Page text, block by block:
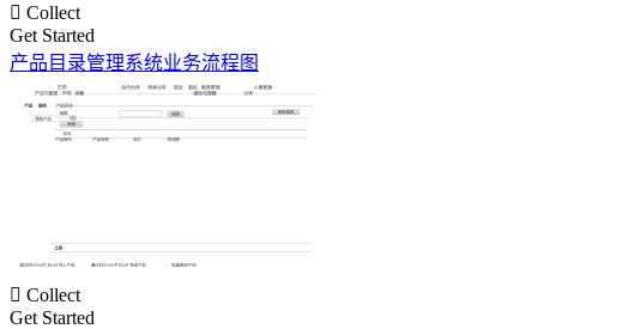
 Collect
Get Started
产品目录管理系统业务流程图
 Collect
Get Started